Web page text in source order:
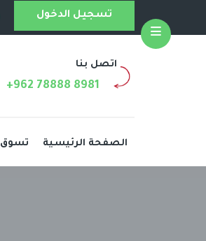
تسجيل الدخول
اتصل بنا
+962 78888 8981
الصفحة الرئيسية تسوق